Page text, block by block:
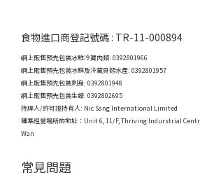
食物進口商登記號碼 : TR-11-000894
網上販售預先包裝冰鮮冷藏肉類: 0392801966
網上販售預先包裝冰鮮及冷藏貝類水產: 0392801957
網上販售預先包裝刺身: 0392801948
網上販售預先包裝生蠔: 0392802695
持牌人/許可證持有人: Nic Sang International Limited
獲準經營場所的地址： Unit 6, 11/F, Thriving Indurstrial
Wan
常見問題